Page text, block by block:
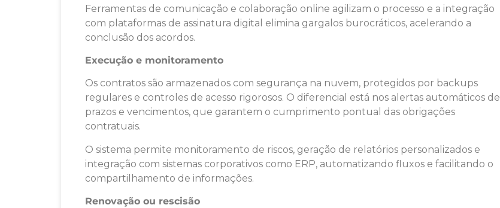
Ferramentas de comunicação e colaboração online agilizam o processo e a integração
com plataformas de assinatura digital elimina gargalos burocráticos, acelerando a
conclusão dos acordos.
Execução e monitoramento
Os contratos são armazenados com segurança na nuvem, protegidos por backups
regulares e controles de acesso rigorosos. O diferencial está nos alertas automáticos de
prazos e vencimentos, que garantem o cumprimento pontual das obrigações
contratuais.
O sistema permite monitoramento de riscos, geração de relatórios personalizados e
integração com sistemas corporativos como ERP, automatizando fluxos e facilitando o
compartilhamento de informações.
Renovação ou rescisão